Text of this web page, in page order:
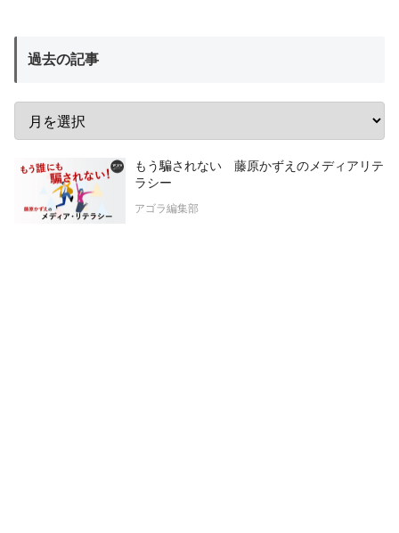
過去の記事
もう騙されない 藤原かずえのメディアリテ
ラシー
アゴラ編集部